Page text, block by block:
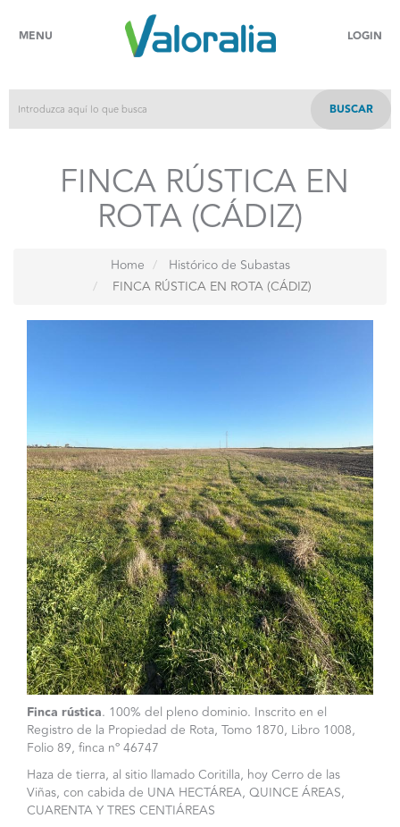
MENU LOGIN
BUSCAR
FINCA RÚSTICA EN
ROTA (CÁDIZ)
Home
Histórico de Subastas
FINCA RÚSTICA EN ROTA (CÁDIZ)
Finca rústica. 100% del pleno dominio. Inscrito en el
Registro de la Propiedad de Rota, Tomo 1870, Libro 1008,
Folio 89, finca nº 46747
Haza de tierra, al sitio llamado Coritilla, hoy Cerro de las
Viñas, con cabida de UNA HECTÁREA, QUINCE ÁREAS,
CUARENTA Y TRES CENTIÁREAS